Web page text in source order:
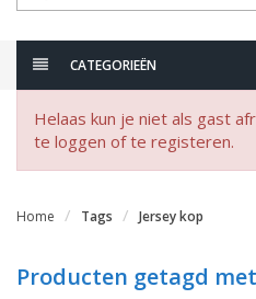
CATEGORIEËN
Helaas kun je niet als gast
te loggen of te registeren.
Home Tags Jersey kop
Producten getagd